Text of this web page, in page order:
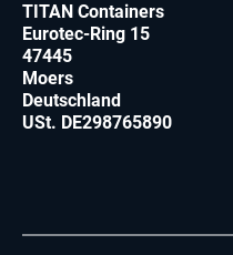
TITAN Containers
Eurotec-Ring 15
47445
Moers
Deutschland
USt. DE298765890